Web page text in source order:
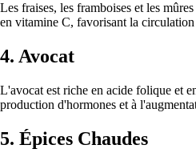
Les fraises, les framboises et les
en vitamine C, favorisant la
4. Avocat
L'avocat est riche en acide folique et
production d'hormones et à
5. Épices Chaudes